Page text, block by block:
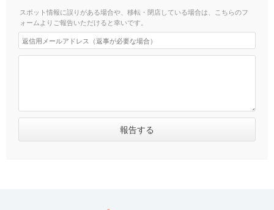
スポット情報に誤りがある場合や、移転・閉店している場合は、こちらのフ
ォームよりご報告いただけると幸いです。